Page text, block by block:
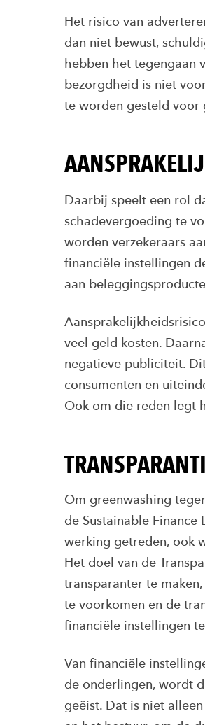
Het risico van
dan niet bewust,
hebben het tegengaan
bezorgdheid is niet
te worden gesteld voor
Daarbij speelt een rol
schadevergoeding te
worden verzekeraars
financiële instellingen
aan
veel geld kosten.
negatieve publiciteit.
consumenten en
Ook om die reden legt
Om greenwashing
de Sustainable Finance
werking getreden, ook
Het doel van de
transparanter te
te voorkomen en de
financiële instellingen
Van financiële
de onderlingen, wordt
geëist. Dat is niet